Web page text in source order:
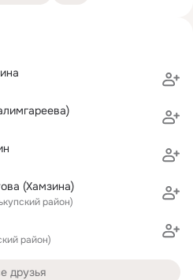
(Хамзина)
район)
район)
друзья